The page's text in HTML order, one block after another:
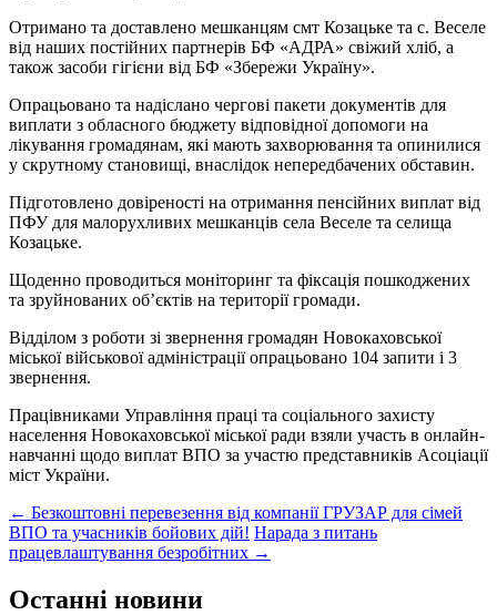
Отримано та доставлено мешканцям смт Козацьке та с. Веселе
від наших постійних партнерів БФ «АДРА» свіжий хліб, а
також засоби гігієни від БФ «Збережи Україну».
Опрацьовано та надіслано чергові пакети документів для
виплати з обласного бюджету відповідної допомоги на
лікування громадянам, які мають захворювання та опинилися
у скрутному становищі, внаслідок непередбачених обставин.
Підготовлено довіреності на отримання пенсійних виплат від
ПФУ для малорухливих мешканців села Веселе та селища
Козацьке.
Щоденно проводиться моніторинг та фіксація пошкоджених
та зруйнованих об’єктів на території громади.
Відділом з роботи зі звернення громадян Новокаховської
міської військової адміністрації опрацьовано 104 запити і 3
звернення.
Працівниками Управління праці та соціального захисту
населення Новокаховської міської ради взяли участь в онлайн-
навчанні щодо виплат ВПО за участю представників Асоціації
міст України.
Post
navigation
← Безкоштовні перевезення від компанії ГРУЗАР для сімей
ВПО та учасників бойових дій! Нарада з питань
працевлаштування безробітних →
Останні новини